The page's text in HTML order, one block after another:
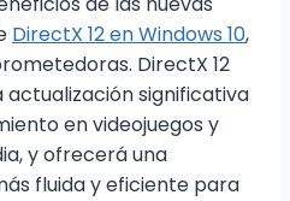
DirectX 12 en Windows 10,
DirectX 12
significativa
en videojuegos y
y ofrecerá una
fluida y eficiente para